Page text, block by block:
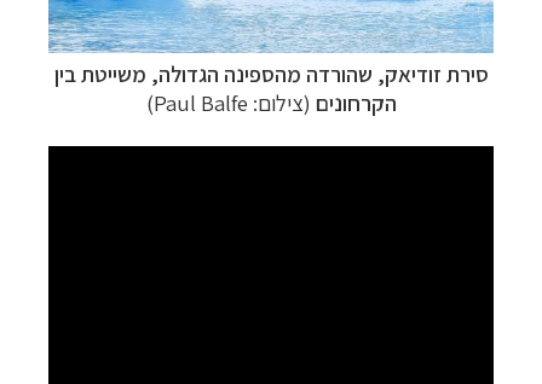
סירת זודיאק, שהורדה מהספינה הגדולה, משייטת בין
הקרחונים (צילום: Paul Balfe)